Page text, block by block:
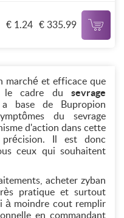
€ 1.24 € 335.99
marché et efficace que
le cadre du sevrage
base de Bupropion
du sevrage
d'action dans cette
Il est donc
ceux qui souhaitent
acheter zyban
pratique et surtout
à moindre cout remplir
en commandant